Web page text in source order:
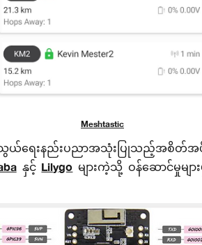
Meshtastic
ရေးနည်းပညာအသုံးပြုသည့်အစိတ်အပိုင်း
နှင့် Lilygo များကဲ့သို့ ဝန်ဆောင်မှုမ